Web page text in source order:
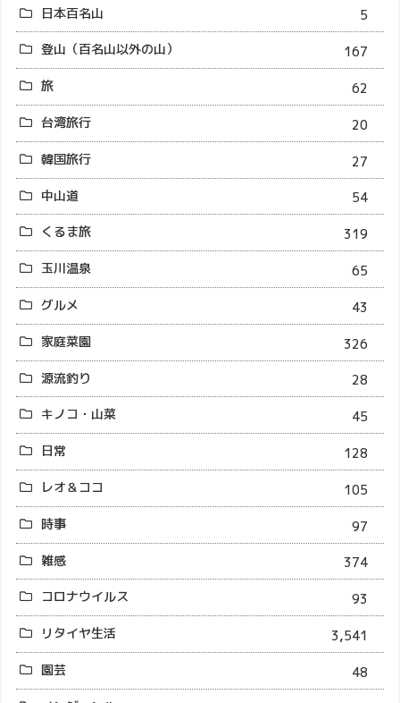
日本百名山
5
登山（百名山以外の山）
167
旅
62
台湾旅行
20
韓国旅行
27
中山道
54
くるま旅
319
玉川温泉
65
グルメ
43
家庭菜園
326
源流釣り
28
キノコ・山菜
45
日常
128
レオ＆ココ
105
時事
97
雑感
374
コロナウイルス
93
リタイヤ生活
3,541
園芸
48